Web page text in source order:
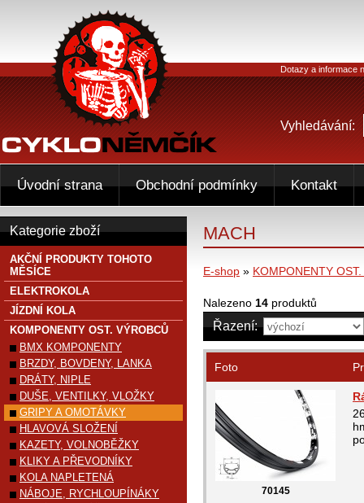
MACH
E-shop » KOMPONENTY
Nalezeno 14 produktů
Řazení:
Foto
70145
Kategorie zboží
AKČNÍ PRODUKTY TOHOTO
MĚSÍCE
ELEKTROKOLA
JÍZDNÍ KOLA
KOMPONENTY OST. VÝROBCŮ
BMX KOMPONENTY
BRZDY, BOVDENY, LANKA
DRÁTY, NIPLE
DUŠE, VENTILKY, VLOŽKY
GRIPY A OMOTÁVKY
HLAVOVÁ SLOŽENÍ
KAZETY, VOLNOBĚŽKY
KLIKY A PŘEVODNÍKY
KOLA NAPLETENÁ
NÁBOJE, RYCHLOUPÍNÁKY
Dotazy a informace
Vyhledávání:
Úvodní strana Obchodní podmínky Kontakt